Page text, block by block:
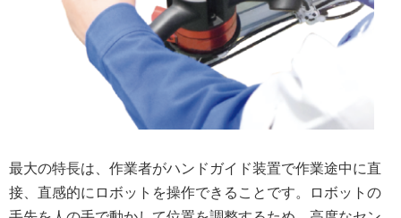
最大の特長は、作業者がハンドガイド装置で作業途中に直
接、直感的にロボットを操作できることです。ロボットの